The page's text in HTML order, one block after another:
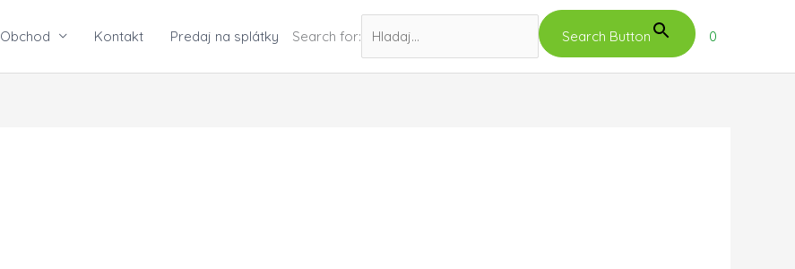
Obchod Kontakt Predaj na splátky Search for: Search Button 0